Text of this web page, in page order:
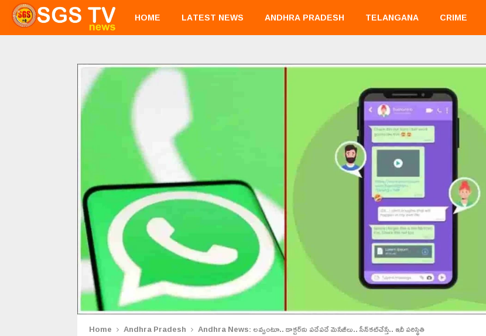
HOME LATEST NEWS ANDHRA PRADESH TELANGANA CRIME
Home Andhra Pradesh Andhra News: లవ్వంటూ.. డాక్టర్‌కు పదేపదే మెసేజ్‌లు.. సీన్‌కట్‌చేస్తే.. ఇదీ పరిస్థితి